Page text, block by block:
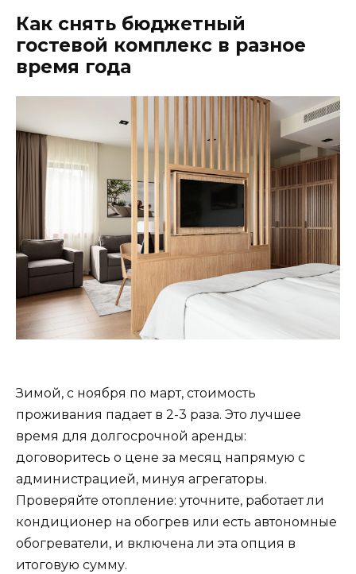
Как снять бюджетный
гостевой комплекс в разное
время года
Зимой, с ноября по март, стоимость
проживания падает в 2-3 раза. Это лучшее
время для долгосрочной аренды:
договоритесь о цене за месяц напрямую с
администрацией, минуя агрегаторы.
Проверяйте отопление: уточните, работает ли
кондиционер на обогрев или есть автономные
обогреватели, и включена ли эта опция в
итоговую сумму.